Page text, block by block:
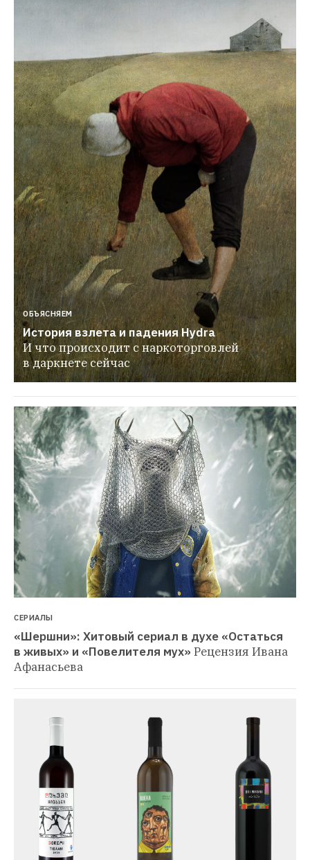
ОБЪЯСНЯЕМ
История взлета и падения Hydra
И что происходит с наркоторговлей
в даркнете сейчас
СЕРИАЛЫ
«Шершни»: Хитовый сериал в духе «Остаться
в живых» и «Повелителя мух» Рецензия Ивана
Афанасьева